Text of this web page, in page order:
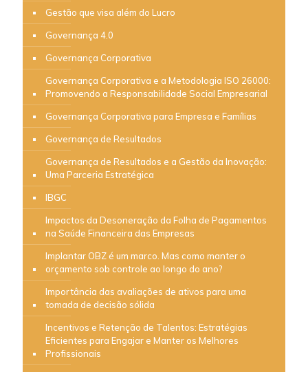
Gestão que visa além do Lucro
Governança 4.0
Governança Corporativa
Governança Corporativa e a Metodologia ISO 26000:
Promovendo a Responsabilidade Social Empresarial
Governança Corporativa para Empresa e Famílias
Governança de Resultados
Governança de Resultados e a Gestão da Inovação:
Uma Parceria Estratégica
IBGC
Impactos da Desoneração da Folha de Pagamentos
na Saúde Financeira das Empresas
Implantar OBZ é um marco. Mas como manter o
orçamento sob controle ao longo do ano?
Importância das avaliações de ativos para uma
tomada de decisão sólida
Incentivos e Retenção de Talentos: Estratégias
Eficientes para Engajar e Manter os Melhores
Profissionais